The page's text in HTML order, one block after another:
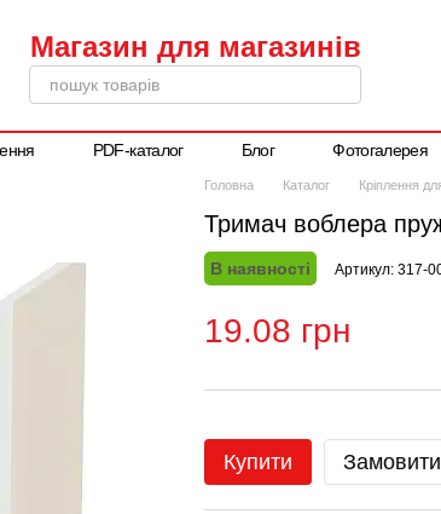
PDF-каталог Блог Фотогалерея
Головна Каталог Кріплення
Тримач воблера
В наявності Артикул: 317-
19.08 грн
Купити